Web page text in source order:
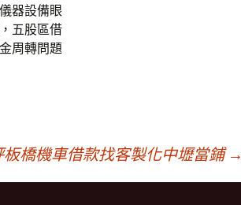
器設備眼
五股區借
周轉問題
橋機車借款找客製化中壢當鋪 →